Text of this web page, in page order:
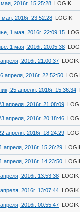
мая, 2016г. 15:25:28 LOGIK
мая, 2016г. 23:52:28 LOGIK
1 мая, 2016г. 22:09:15
1 мая, 2016г. 20:05:38
2016г. 21:00:37 LOGIK
апреля, 2016г. 22:52:50
25 апреля, 2016г. 15:36:34
апреля, 2016г. 21:08:09
апреля, 2016г. 20:18:46
апреля, 2016г. 18:24:29
апреля, 2016г. 15:26:29
апреля, 2016г. 14:23:50
2016г. 13:53:38 LOGIK
2016г. 13:07:44 LOGIK
2016г. 00:55:47 LOGIK